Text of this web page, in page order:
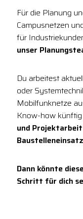
Für die Planung
Campusnetzen
für
unser
Du arbeitest
oder
Mobilfunknetze
Know-how künftig
und
Dann könnte
Schritt für dich